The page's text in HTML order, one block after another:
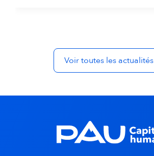
Voir toutes les actualités